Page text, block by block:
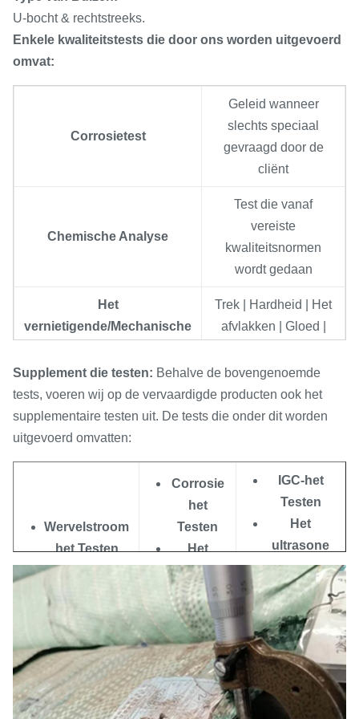
Rusland
10Х23Н18,08Х18Н10,08Х18Н10Т,
08Х18Н12Т, 08Х17Н15М3Т,
17Х18Н9, 08Х22Н6Т, 06ХН28МДТ
U-bocht & rechtstreeks.
Enkele kwaliteitstests die door ons worden uitgevoerd
omvat:
Corrosietest
Geleid wanneer
slechts speciaal
gevraagd door de
cliënt
Chemische Analyse
Test die vanaf
vereiste
kwaliteitsnormen
wordt gedaan
Het
vernietigende/Mechanische
Trek | Hardheid | Het
afvlakken | Gloed |
aangaande vlakke tests
Uitgevoerd in
volledige naleving
uitbreiding, lassen &
gebruik op
klanteneind verzekert
Wervelstroom het Testen
Gedaan homogeniteit
in subsurface
ontdekken door
Digitaal gebrek-
Teken Testend
Supplement die testen: Behalve de bovengenoemde
tests, voeren wij op de vervaardigde producten ook het
supplementaire testen uit. De tests die onder dit worden
uitgevoerd omvatten:
Wervelstroom
het Testen
O.P het testen
het Testen
Corrosie
het
Testen
Het
micro-
Testen
Het
macro
Testen
IGC-het
Testen
Het
ultrasone
testen
De
vloeistof
doordringt
het testen